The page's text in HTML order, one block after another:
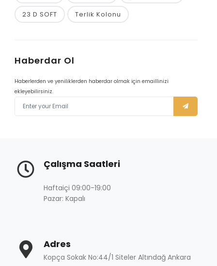
23 D SOFT Terlik Kolonu
Haberdar Ol
Haberlerden ve yeniliklerden haberdar olmak için emaillinizi
ekleyebilirsiniz.
Çalışma Saatleri
Haftaiçi 09:00-19:00
Pazar: Kapalı
Adres
Kopça Sokak No:44/1 Siteler Altındağ Ankara